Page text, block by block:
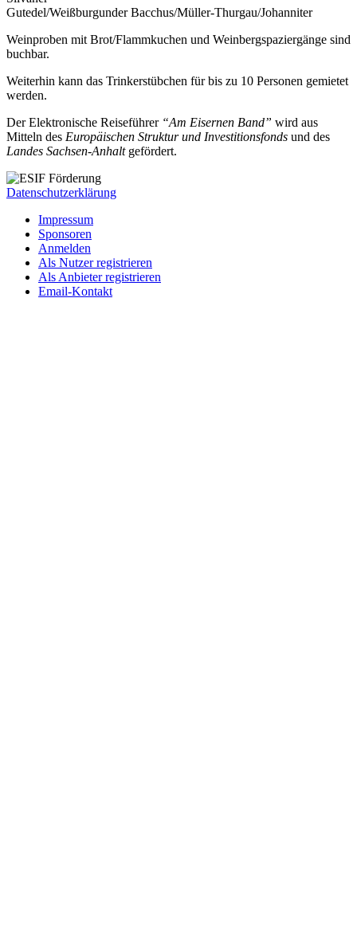
Gutedel/Weißburgunder Bacchus/Müller-Thurgau/Johanniter
Weinproben mit Brot/Flammkuchen und Weinbergspaziergänge sind
buchbar.
Weiterhin kann das Trinkerstübchen für bis zu 10 Personen gemietet
werden.
Der Elektronische Reiseführer “Am Eisernen Band” wird aus
Mitteln des Europäischen Struktur und Investitionsfonds und des
Landes Sachsen-Anhaltgefördert.
Datenschutzerklärung
Impressum
Sponsoren
Anmelden
Als Nutzer registrieren
Als Anbieter registrieren
Email-Kontakt